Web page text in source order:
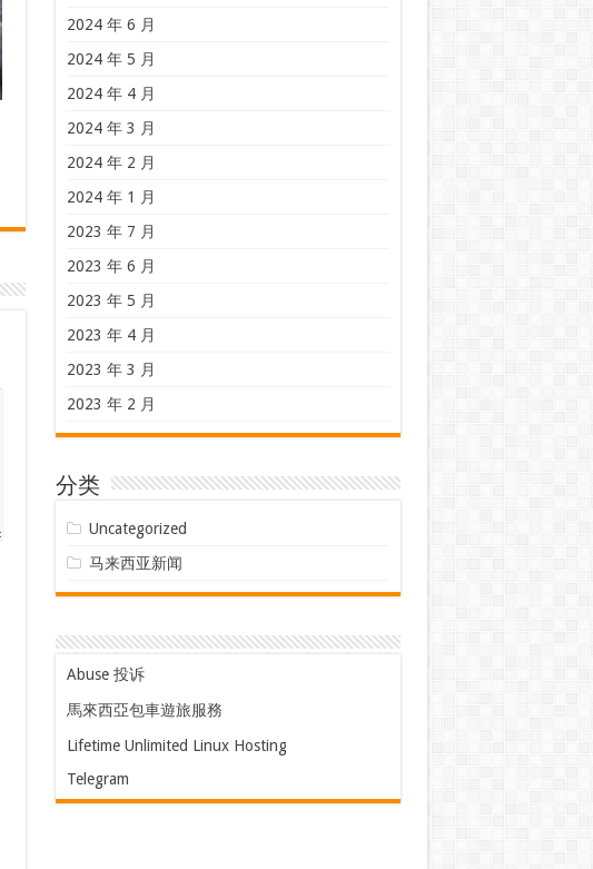
2024 年 6 月
2024 年 5 月
2024 年 4 月
2024 年 3 月
2024 年 2 月
2024 年 1 月
2023 年 7 月
2023 年 6 月
2023 年 5 月
2023 年 4 月
2023 年 3 月
2023 年 2 月
分类
Uncategorized
马来西亚新闻
Abuse 投诉
馬來西亞包車遊旅服務
Lifetime Unlimited Linux Hosting
Telegram